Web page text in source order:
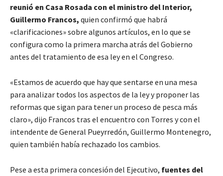
reunió en Casa Rosada con el ministro del Interior,
Guillermo Francos, quien confirmó que habrá
«clarificaciones» sobre algunos artículos, en lo que se
configura como la primera marcha atrás del Gobierno
antes del tratamiento de esa ley en el Congreso.
«Estamos de acuerdo que hay que sentarse en una mesa
para analizar todos los aspectos de la ley y proponer las
reformas que sigan para tener un proceso de pesca más
claro», dijo Francos tras el encuentro con Torres y con el
intendente de General Pueyrredón, Guillermo Montenegro,
quien también había rechazado los cambios.
Pese a esta primera concesión del Ejecutivo, fuentes del